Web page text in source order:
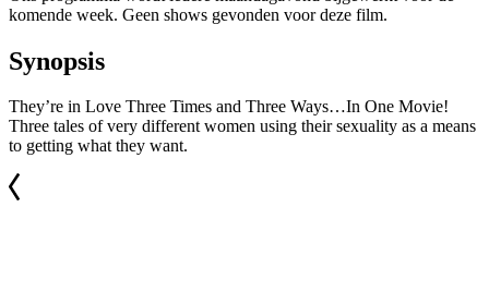
komende week. Geen shows gevonden voor deze film.
Synopsis
They’re in Love Three Times and Three Ways…In One Movie!
Three tales of very different women using their sexuality as a means
to getting what they want.